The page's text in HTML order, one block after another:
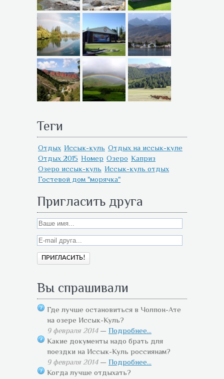
Теги
Отдых Иссык-куль Отдых на иссык-куле
Отдых 2015 Номер Озеро Каприз
Озеро иссык-куль Иссык-куль отдых
Гостевой дом "морячка"
Пригласить друга
Вы спрашивали
Где лучше остановиться в Чолпон-Ате
на озере Иссык-Куль?
9 февраля 2014— Подробнее...
Какие документы надо брать для
поездки на Иссык-Куль россиянам?
9 февраля 2014— Подробнее...
Когда лучше отдыхать?